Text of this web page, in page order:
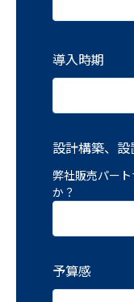
導入時期
設計構築、
弊社販売パー
か？
予算感